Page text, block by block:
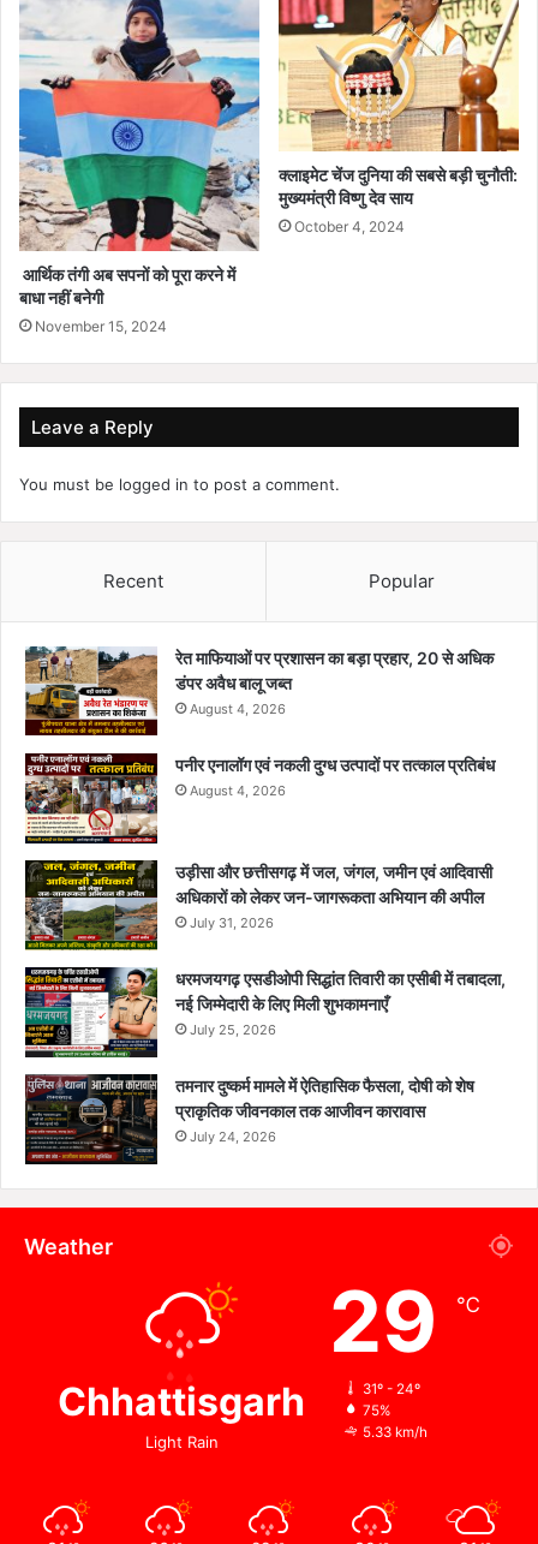
आर्थिक तंगी अब सपनों को पूरा करने में
बाधा नहीं बनेगी
November 15, 2024
क्लाइमेट चेंज दुनिया की सबसे बड़ी चुनौती:
मुख्यमंत्री विष्णु देव साय
October 4, 2024
Leave a Reply
You must be logged in to post a comment.
Recent Popular
रेत माफियाओं पर प्रशासन का बड़ा प्रहार, 20 से अधिक
डंपर अवैध बालू जब्त
August 4, 2026
पनीर एनालॉग एवं नकली दुग्ध उत्पादों पर तत्काल प्रतिबंध
August 4, 2026
उड़ीसा और छत्तीसगढ़ में जल, जंगल, जमीन एवं आदिवासी
अधिकारों को लेकर जन-जागरूकता अभियान की अपील
July 31, 2026
धरमजयगढ़ एसडीओपी सिद्धांत तिवारी का एसीबी में तबादला,
नई जिम्मेदारी के लिए मिली शुभकामनाएँ
July 25, 2026
तमनार दुष्कर्म मामले में ऐतिहासिक फैसला, दोषी को शेष
प्राकृतिक जीवनकाल तक आजीवन कारावास
July 24, 2026
Weather
Chhattisgarh
Light Rain
29 ℃
31º - 24º
75%
5.33 km/h